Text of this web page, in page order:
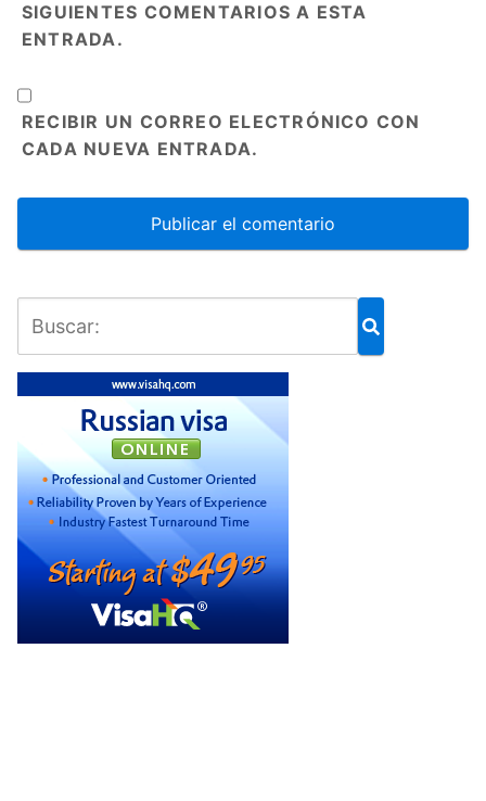
SIGUIENTES COMENTARIOS A ESTA
ENTRADA.
RECIBIR UN CORREO ELECTRÓNICO CON
CADA NUEVA ENTRADA.